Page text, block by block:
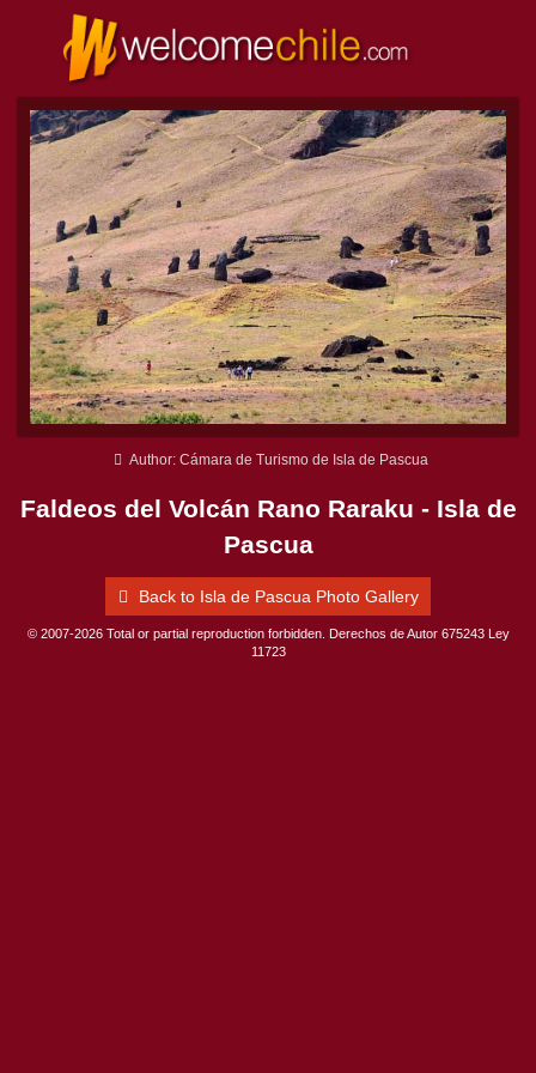
Author: Cámara de Turismo de Isla de Pascua
Faldeos del Volcán Rano Raraku - Isla de
Pascua
Back to Isla de Pascua Photo Gallery
© 2007-2026 Total or partial reproduction forbidden. Derechos de Autor 675243 Ley
11723